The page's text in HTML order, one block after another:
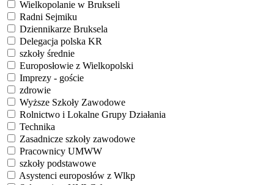
Wielkopolanie w Brukseli
Radni Sejmiku
Dziennikarze Bruksela
Delegacja polska KR
szkoły średnie
Europosłowie z Wielkopolski
Imprezy - goście
zdrowie
Wyższe Szkoły Zawodowe
Rolnictwo i Lokalne Grupy Działania
Technika
Zasadnicze szkoły zawodowe
Pracownicy UMWW
szkoły podstawowe
Asystenci europosłów z Wlkp